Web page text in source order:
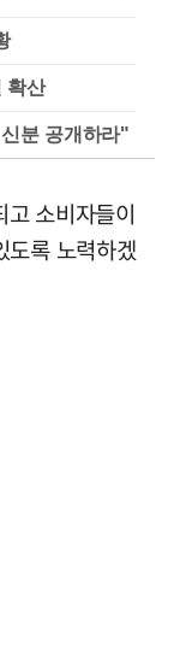
확산
분 공개하라"
소비자들이
도록 노력하겠